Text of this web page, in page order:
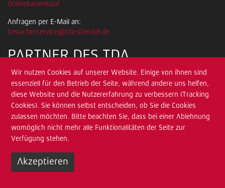
Onlinekartenkauf
Anfragen per E-Mail an:
besucherservice@tda-stendal.de
PARTNER DES TDA
Wir nutzen Cookies auf unserer Website. Einige von ihnen sind
essenziell für den Betrieb der Seite, während andere uns helfen,
diese Website und die Nutzererfahrung zu verbessern (Tracking
Cookies). Sie können selbst entscheiden, ob Sie die Cookies
zulassen möchten. Bitte beachten Sie, dass bei einer Ablehnung
womöglich nicht mehr alle Funktionalitäten der Seite zur
Verfügung stehen.
Akzeptieren